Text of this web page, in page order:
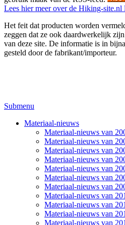
Lees hier meer over de Hiking-site.nl
Het feit dat producten worden
zeggen dat ze ook daardwerkelijk
van deze site. De informatie is in
gesteld door de fabrikant/importeur.
Submenu
Materiaal-nieuws
Materiaal-nieuws van
Materiaal-nieuws van
Materiaal-nieuws van
Materiaal-nieuws van
Materiaal-nieuws van
Materiaal-nieuws van
Materiaal-nieuws van
Materiaal-nieuws van
Materiaal-nieuws van
Materiaal-nieuws van
Materiaal-nieuws van